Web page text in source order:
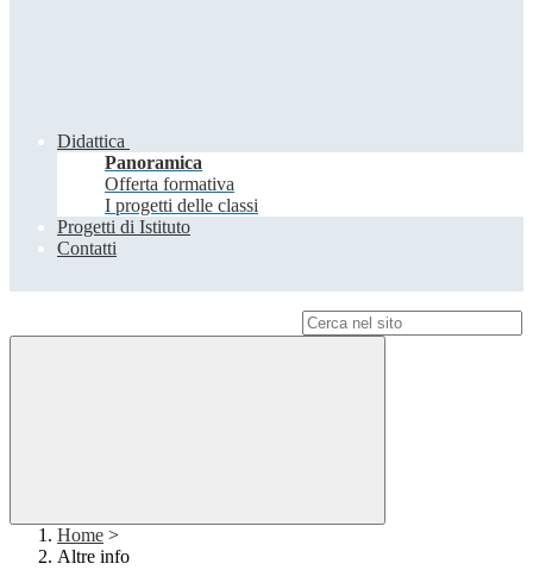
Didattica
Panoramica
Offerta formativa
I progetti delle classi
Progetti di Istituto
Contatti
Home >
Altre info